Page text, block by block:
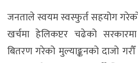
जनताले स्वयम स्वस्फुर्त सहयोग
खर्चमा हेलिकप्टर चढेको सरकारमा
बितरण गरेको मुल्याङ्कनको दाजो